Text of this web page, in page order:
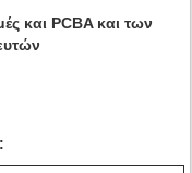
και PCBA και των